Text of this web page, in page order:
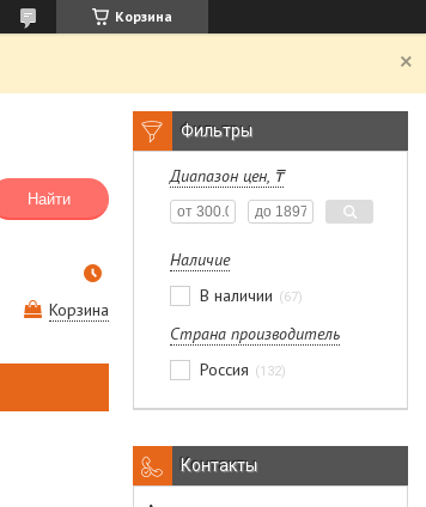
Корзина
Найти
Корзина
Фильтры
Диапазон цен, ₸
Наличие
В наличии
67
Страна производитель
Россия
132
Контакты